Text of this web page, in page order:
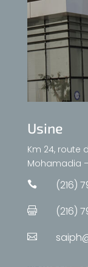
Usine
Km 24, route
Mohamadia
 (216)
 (216)
